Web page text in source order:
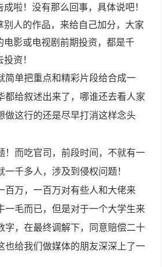
啦！没有那么回事，具体说吧！
别人的作品，来给自己加分，大家
电影或电视剧前期投资，都是千
资！
简单把重点和精彩片段给合成一
都给叙述出来了，哪谁还去看人家
做这行的还是尽早打消这样念头
！而吃官司，前段时间，不就有一
千多人，涉及到侵权问题！
百万，一百万对有些人和大佬来
一毛而已，但是对于一个大学生来
字，在最终调解下，同意赔偿二十
也给我们做媒体的朋友深深上了一